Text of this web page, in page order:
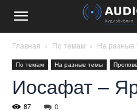
Главная По темам На разные
По темам На разные темы
Иосафат –
87 0